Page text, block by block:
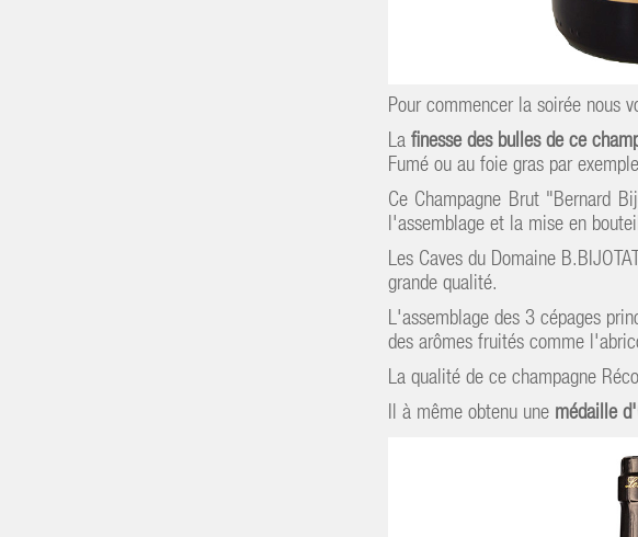
Pour commencer la soirée nous
La finesse des bulles de ce
Fumé ou au foie gras par
Ce Champagne Brut "Bernard
l'assemblage et la mise en
Les Caves du Domaine
grande qualité.
L'assemblage des 3 cépages
des arômes fruités comme
La qualité de ce champagne
Il à même obtenu une médaille